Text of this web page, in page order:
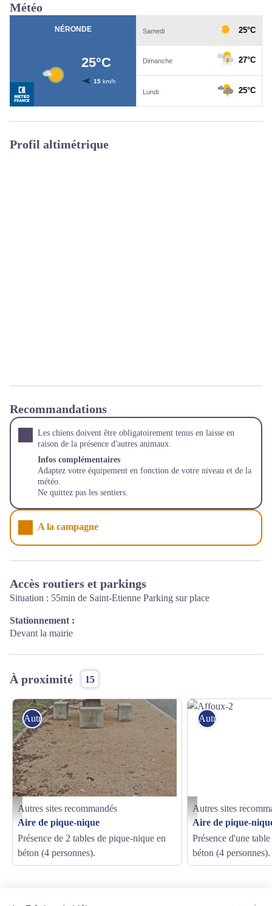
Météo
Profil altimétrique
Recommandations
Les chiens doivent être obligatoirement tenus en laisse en
raison de la présence d'autres animaux.
Infos complémentaires
Adaptez votre équipement en fonction de votre niveau et de la
météo.
Ne quittez pas les sentiers.
A la campagne
Accès routiers et parkings
Situation : 55min de Saint-Etienne Parking sur place
Stationnement :
Devant la mairie
À proximité 15
Affoux-3
Autres sites recommandés
Autres sites recommandés
Aire de pique-nique
Présence de 2 tables de pique-nique en
béton (4 personnes).
Affoux-2
Autres sites
Autres sites
Aire de pique-
Présence d'une
béton (4 personnes).